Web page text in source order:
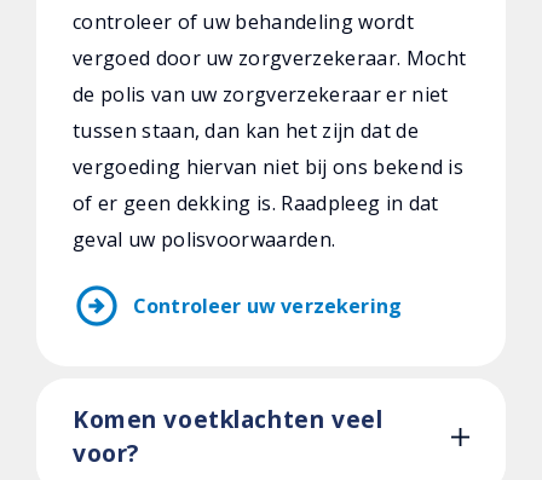
controleer of uw behandeling wordt
vergoed door uw zorgverzekeraar. Mocht
de polis van uw zorgverzekeraar er niet
tussen staan, dan kan het zijn dat de
vergoeding hiervan niet bij ons bekend is
of er geen dekking is. Raadpleeg in dat
geval uw polisvoorwaarden.
arrow_circle_right Controleer uw verzekering
Komen voetklachten veel
voor?